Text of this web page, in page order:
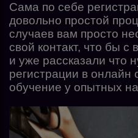
Сама по себе
довольно простой
случаев вам просто
свой контакт, что бы с
и уже рассказали что
регистрации в онлайн
обучение у опытных